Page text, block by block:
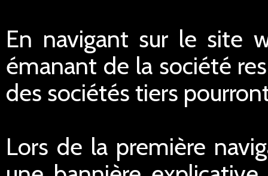
En navigant sur le site
émanant de la société
des sociétés tiers
Lors de la première